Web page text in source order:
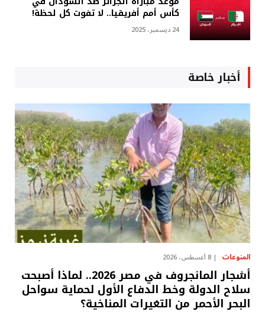
كأس أمم أفريقيا.. لا تفوت كل لحظة!
24 ديسمبر، 2025
أخبار خاصة
المنوعات 8 أغسطس، 2026
أشجار المانجروف في مصر 2026.. لماذا أصبحت
سلاح الدولة وخط الدفاع الأول لحماية سواحل
البحر الأحمر من التغيرات المناخية؟